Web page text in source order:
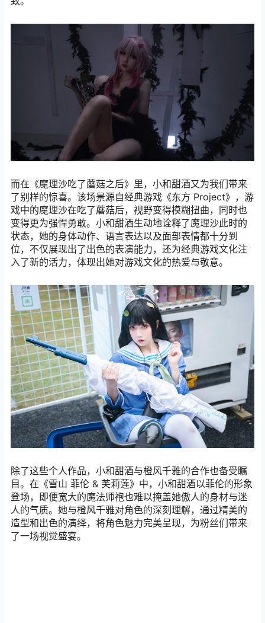
而在《魔理沙吃了蘑菇之后》里，小和甜酒又为我们带来
了别样的惊喜。该场景源自经典游戏《东方 Project》，游
戏中的魔理沙在吃了蘑菇后，视野变得模糊扭曲，同时也
变得更为强悍勇敢。小和甜酒生动地诠释了魔理沙此时的
状态，她的身体动作、语言表达以及面部表情都十分到
位，不仅展现出了出色的表演能力，还为经典游戏文化注
入了新的活力，体现出她对游戏文化的热爱与敬意。
除了这些个人作品，小和甜酒与橙风千雅的合作也备受瞩
目。在《雪山 菲伦 & 芙莉莲》中，小和甜酒以菲伦的形象
登场，即便宽大的魔法师袍也难以掩盖她傲人的身材与迷
人的气质。她与橙风千雅对角色的深刻理解，通过精美的
造型和出色的演绎，将角色魅力完美呈现，为粉丝们带来
了一场视觉盛宴。